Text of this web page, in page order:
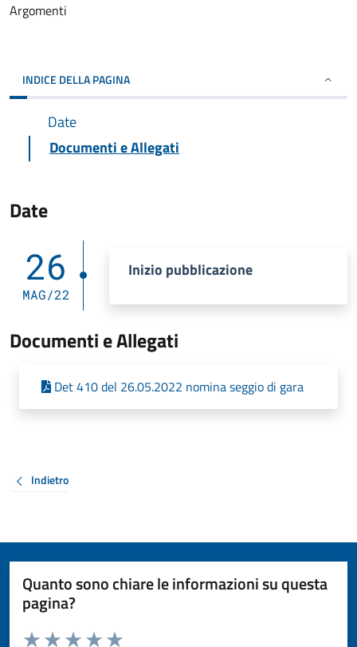
Argomenti
INDICE DELLA PAGINA
Date
Documenti e Allegati
Date
26
MAG/22
Inizio pubblicazione
Documenti e Allegati
Det 410 del 26.05.2022 nomina seggio di gara
Indietro
Quanto sono chiare le informazioni su questa
pagina?
Valuta da 1 a 5 stelle la pagina